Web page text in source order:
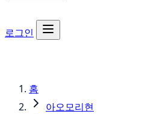
로그인
홈
아오모리현